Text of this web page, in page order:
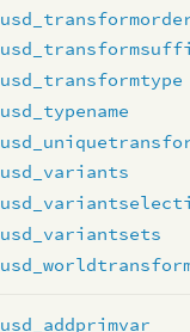
usd_transformtype
usd_typename
usd_variants
usd_variantsets
usd_addprimvar